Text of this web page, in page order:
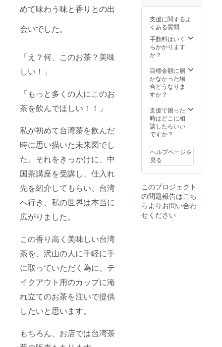
めて味わう味と香りとの出
会いでした。
「え？何、このお茶？美味
しい！」
「もっと多くの人にこのお
茶を飲んでほしい！！」
私が初めて台湾茶を飲んだ
時に思い描いた未来図でし
た。それをきっかけに、中
国茶講座を受講し、仕入れ
先を紹介してもらい、台湾
へ行き、私の世界は本当に
広がりました。
この香り高く美味しい台湾
茶を、沢山の人に手軽に手
に取っていただく為に、テ
イクアウト用のカップに淹
れ立てのお茶を注いで提供
したいと思います。
もちろん、お店では台湾茶
グカッ
飲めま
す。
支援に関するよ
くある質問
手数料はいく
らかかります
か？
目標金額に届
かなかった場
合どうなりま
すか？
支援で困った
時はどこに相
談したらいい
ですか？
ヘルプページを
見る
このプロジェクト
の問題報告はこち
ら よりお問い合わ
せください